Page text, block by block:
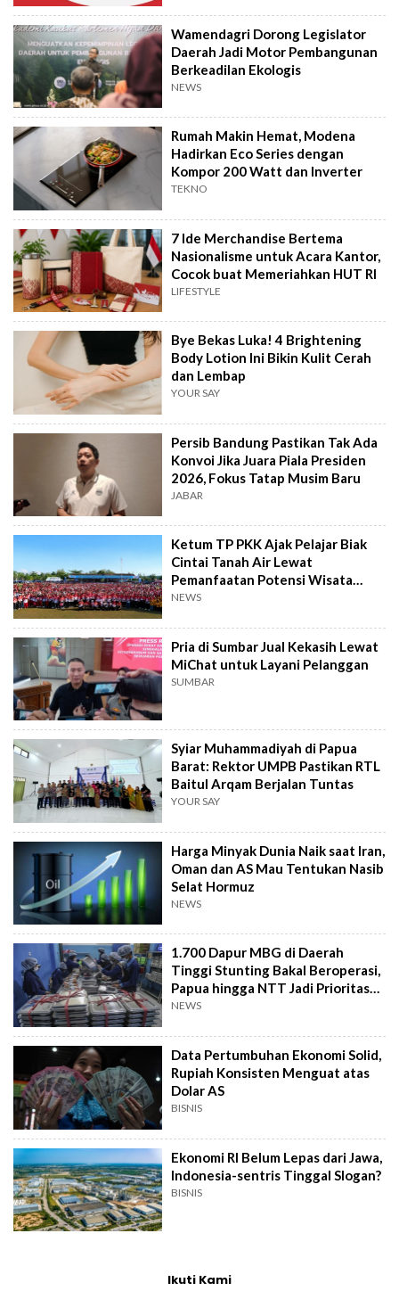
Wamendagri Dorong Legislator
Daerah Jadi Motor Pembangunan
Berkeadilan Ekologis
NEWS
Rumah Makin Hemat, Modena
Hadirkan Eco Series dengan
Kompor 200 Watt dan Inverter
TEKNO
7 Ide Merchandise Bertema
Nasionalisme untuk Acara Kantor,
Cocok buat Memeriahkan HUT RI
LIFESTYLE
Bye Bekas Luka! 4 Brightening
Body Lotion Ini Bikin Kulit Cerah
dan Lembap
YOUR SAY
Persib Bandung Pastikan Tak Ada
Konvoi Jika Juara Piala Presiden
2026, Fokus Tatap Musim Baru
JABAR
Ketum TP PKK Ajak Pelajar Biak
Cintai Tanah Air Lewat
Pemanfaatan Potensi Wisata
Bahari
NEWS
Pria di Sumbar Jual Kekasih Lewat
MiChat untuk Layani Pelanggan
SUMBAR
Syiar Muhammadiyah di Papua
Barat: Rektor UMPB Pastikan RTL
Baitul Arqam Berjalan Tuntas
YOUR SAY
Harga Minyak Dunia Naik saat Iran,
Oman dan AS Mau Tentukan Nasib
Selat Hormuz
NEWS
1.700 Dapur MBG di Daerah
Tinggi Stunting Bakal Beroperasi,
Papua hingga NTT Jadi Prioritas
BGN
NEWS
Data Pertumbuhan Ekonomi Solid,
Rupiah Konsisten Menguat atas
Dolar AS
BISNIS
Ekonomi RI Belum Lepas dari Jawa,
Indonesia-sentris Tinggal Slogan?
BISNIS
Ikuti Kami